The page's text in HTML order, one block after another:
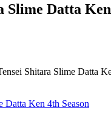
Slime Datta
Shitara Slime Datta